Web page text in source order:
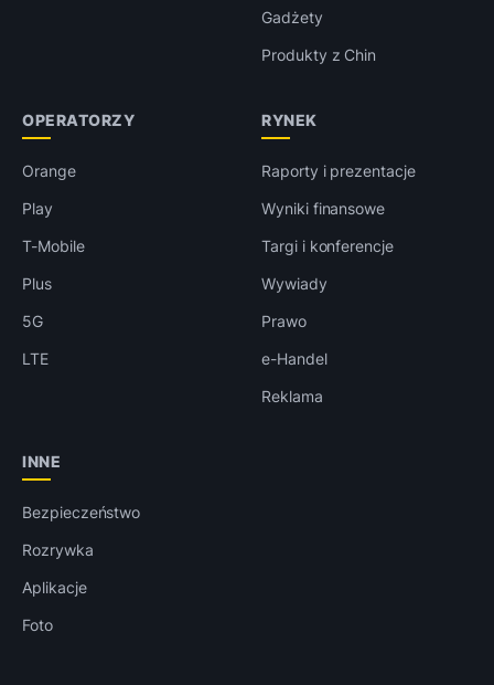
Gadżety
Produkty z Chin
OPERATORZY
Orange
Play
T-Mobile
Plus
5G
LTE
RYNEK
Raporty i prezentacje
Wyniki finansowe
Targi i konferencje
Wywiady
Prawo
e-Handel
Reklama
INNE
Bezpieczeństwo
Rozrywka
Aplikacje
Foto